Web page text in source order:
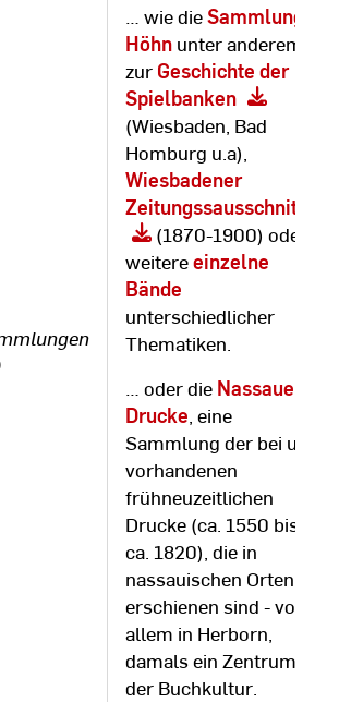
… wie dieSammlung
Höhn unter anderem
zur Geschichte der
Spielbanken
(Wiesbaden, Bad
Homburg u.a),
Wiesbadener
Zeitungssausschnitte
(1870-1900) oder
weitereeinzelne
Bände
unterschiedlicher
Thematiken. ­­
… oder die Nassauer
Drucke , eine
Sammlung der bei uns
vorhandenen
frühneuzeitlichen
Drucke (ca. 1550 bis
ca. 1820), die in
nassauischen Orten
erschienen sind - vor
allem in Herborn,
damals ein Zentrum
der Buchkultur.